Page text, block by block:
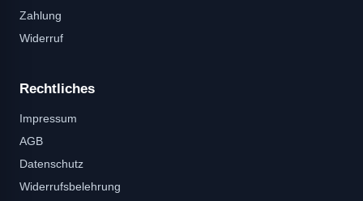
Zahlung
Widerruf
Rechtliches
Impressum
AGB
Datenschutz
Widerrufsbelehrung